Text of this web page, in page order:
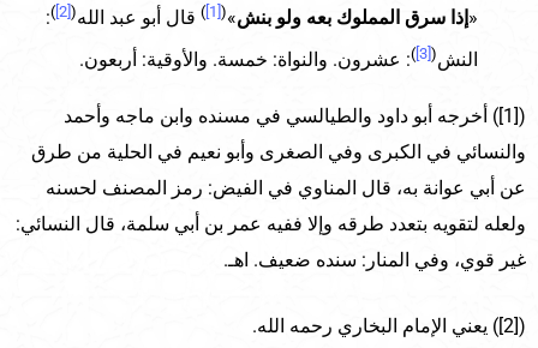
«إذا سرق المملوك بعه ولو بنش»
(
) قال أبو عبد الله(
)
:
النش(
): عشرون. والنواة: خمسة. والأوقية: أربعون.
([1]) أخرجه أبو داود والطيالسي في مسنده وابن ماجه وأحمد
والنسائي في الكبرى وفي الصغرى وأبو نعيم في الحلية من طرق
عن أبي عوانة به، قال المناوي في الفيض: رمز المصنف لحسنه
ولعله لتقويه بتعدد طرقه وإلا ففيه عمر بن أبي سلمة، قال النسائي:
غير قوي، وفي المنار: سنده ضعيف. اهـ.
([2]) يعني الإمام البخاري رحمه الله.